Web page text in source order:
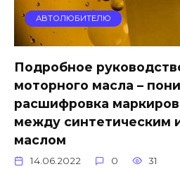
АВТОЛЮБИТЕЛЮ
Подробное
моторного масла –
расшифровка
между синтетическим
маслом
14.06.2022 0 31